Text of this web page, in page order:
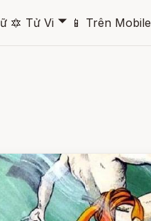
🔯 Tử Vi 🞃 📱 Trên Mobile